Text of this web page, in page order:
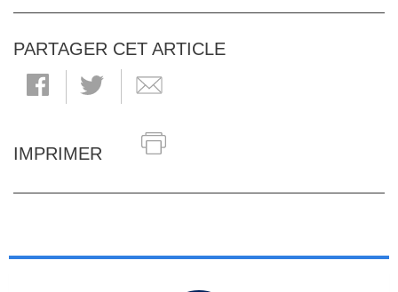
PARTAGER CET ARTICLE
IMPRIMER